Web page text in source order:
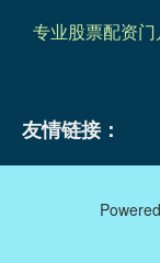
专业股票配资门
友情链接：